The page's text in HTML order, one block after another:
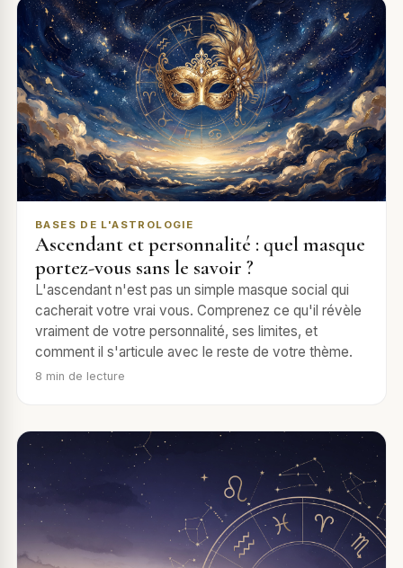
BASES DE L'ASTROLOGIE
Ascendant et personnalité : quel masque
portez-vous sans le savoir ?
L'ascendant n'est pas un simple masque social qui
cacherait votre vrai vous. Comprenez ce qu'il révèle
vraiment de votre personnalité, ses limites, et
comment il s'articule avec le reste de votre thème.
8 min de lecture